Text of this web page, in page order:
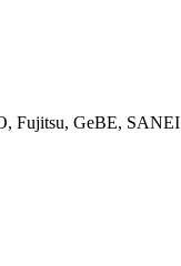
Fujitsu, GeBE, SANEI